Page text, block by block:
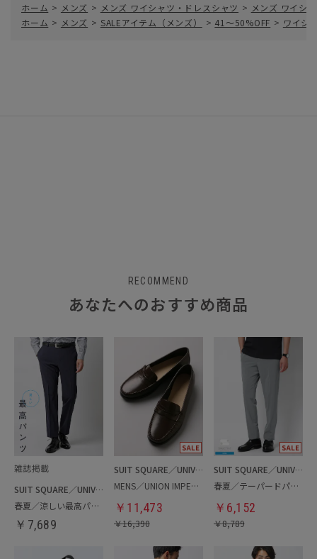
ホーム > メンズ > メンズ ワイシャツ・ドレスシャツ > メンズ ワイシ
ホーム > メンズ > SALEアイテム（メンズ） > 41～50%OFF > ワイシ
RECOMMEND
あなたへのおすすめ商品
SUIT SQUARE／UNIVERSAL LANGUAGE
春夏／涼しい最高パンツ
￥ 7,689
SUIT SQUARE／UNIVERSAL LANGUAGE
MENS／UNION IMPERIAL監修／コインローファー
￥ 11,473
￥16,390
SUIT SQUARE／UNIVERSAL LANGUAGE
春夏／テーパードパンツ
￥ 6,152
￥8,789